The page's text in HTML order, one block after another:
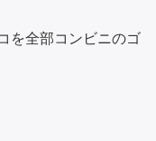
を全部コンビニのゴ